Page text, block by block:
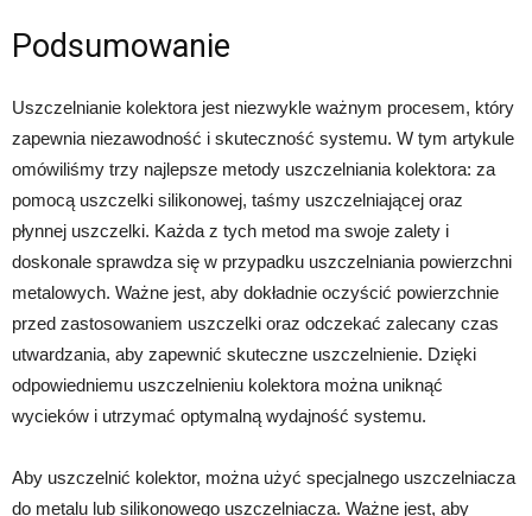
Podsumowanie
Uszczelnianie kolektora jest niezwykle ważnym procesem, który
zapewnia niezawodność i skuteczność systemu. W tym artykule
omówiliśmy trzy najlepsze metody uszczelniania kolektora: za
pomocą uszczelki silikonowej, taśmy uszczelniającej oraz
płynnej uszczelki. Każda z tych metod ma swoje zalety i
doskonale sprawdza się w przypadku uszczelniania powierzchni
metalowych. Ważne jest, aby dokładnie oczyścić powierzchnie
przed zastosowaniem uszczelki oraz odczekać zalecany czas
utwardzania, aby zapewnić skuteczne uszczelnienie. Dzięki
odpowiedniemu uszczelnieniu kolektora można uniknąć
wycieków i utrzymać optymalną wydajność systemu.
Aby uszczelnić kolektor, można użyć specjalnego uszczelniacza
do metalu lub silikonowego uszczelniacza. Ważne jest, aby